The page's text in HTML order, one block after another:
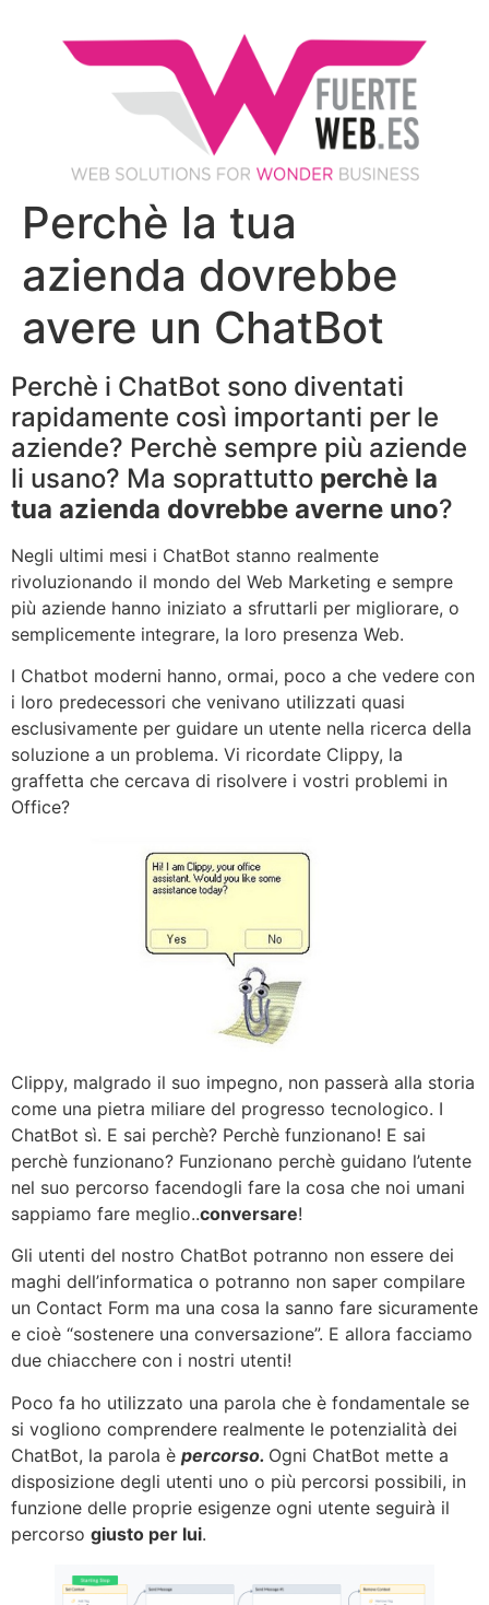
Perchè la tua
azienda dovrebbe
avere un ChatBot
Perchè i ChatBot sono diventati
rapidamente così importanti per le
aziende? Perchè sempre più aziende
li usano? Ma soprattutto perchè la
tua azienda dovrebbe averne uno?
Negli ultimi mesi i ChatBot stanno realmente
rivoluzionando il mondo del Web Marketing e sempre
più aziende hanno iniziato a sfruttarli per migliorare, o
semplicemente integrare, la loro presenza Web.
I Chatbot moderni hanno, ormai, poco a che vedere con
i loro predecessori che venivano utilizzati quasi
esclusivamente per guidare un utente nella ricerca della
soluzione a un problema. Vi ricordate Clippy, la
graffetta che cercava di risolvere i vostri problemi in
Office?
Clippy, malgrado il suo impegno, non passerà alla storia
come una pietra miliare del progresso tecnologico. I
ChatBot sì. E sai perchè? Perchè funzionano! E sai
perchè funzionano? Funzionano perchè guidano l’utente
nel suo percorso facendogli fare la cosa che noi umani
sappiamo fare meglio..conversare!
Gli utenti del nostro ChatBot potranno non essere dei
maghi dell’informatica o potranno non saper compilare
un Contact Form ma una cosa la sanno fare sicuramente
e cioè “sostenere una conversazione”. E allora facciamo
due chiacchere con i nostri utenti!
Poco fa ho utilizzato una parola che è fondamentale se
si vogliono comprendere realmente le potenzialità dei
ChatBot, la parola è percorso. Ogni ChatBot mette a
disposizione degli utenti uno o più percorsi possibili, in
funzione delle proprie esigenze ogni utente seguirà il
percorso giusto per lui.